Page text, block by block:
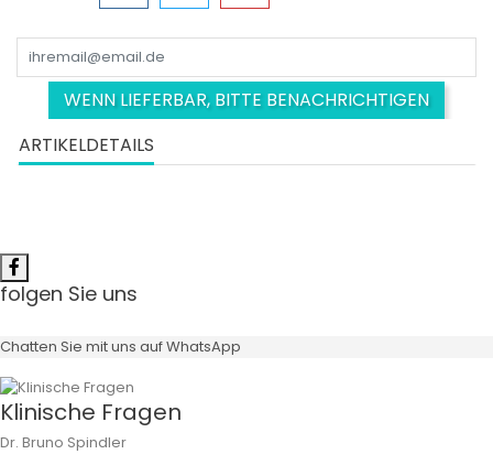
WENN LIEFERBAR, BITTE BENACHRICHTIGEN
ARTIKELDETAILS
folgen Sie uns
Chatten Sie mit uns auf WhatsApp
Klinische Fragen
Dr. Bruno Spindler